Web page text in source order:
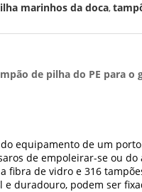
marinhos da doca,
de pilha do PE para
equipamento de um
de empoleirar-se ou
de vidro e 316
duradouro, podem ser